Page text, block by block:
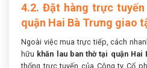
4.2. Đặt hàng trực
quận Hai Bà Trưng giao
Ngoài việc mua trực tiếp, cách
hữu khăn lau ban thờ tại quận Hai
thống trực tuyến của Công ty Cổ